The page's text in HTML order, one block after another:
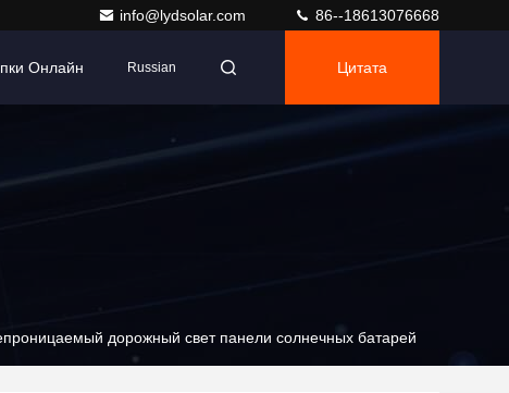
info@lydsolar.com 86--18613076668
Онлайн Russian Цитата
дорожный свет панели солнечных батарей